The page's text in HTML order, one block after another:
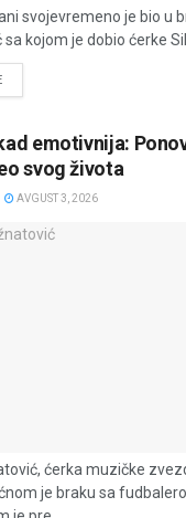
svojevremeno je bio u
kojom je dobio ćerke
DETAILS
emotivnija:
svog života
AVGUST 3, 2026
ćerka muzičke
je braku sa